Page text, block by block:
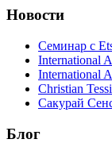
Новости
Семинар с
International
International
Christian
Сакурай
Блог